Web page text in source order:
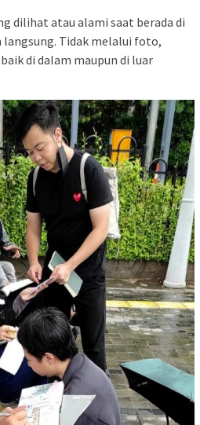
dilihat atau alami saat berada di
Tidak melalui foto,
di dalam maupun di luar